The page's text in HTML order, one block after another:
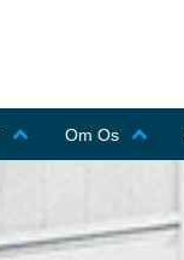
Om Os